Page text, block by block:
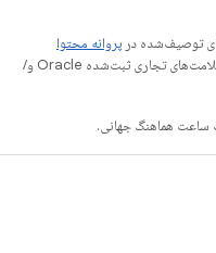
توصیف‌شده در پروانه محتوا
هستند. جاوا و OpenJDK علامت‌های تجاری یا علامت‌های تجاری ثبت‌شده Oracle و/